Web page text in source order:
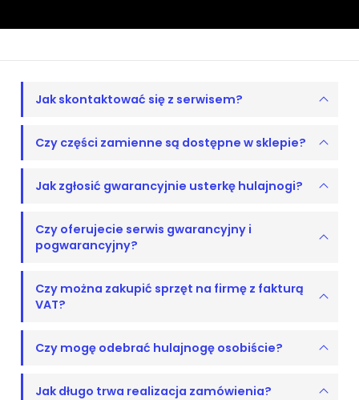
Jak skontaktować się z serwisem?
Czy części zamienne są dostępne w sklepie?
Jak zgłosić gwarancyjnie usterkę hulajnogi?
Czy oferujecie serwis gwarancyjny i
pogwarancyjny?
Czy można zakupić sprzęt na firmę z fakturą
VAT?
Czy mogę odebrać hulajnogę osobiście?
Jak długo trwa realizacja zamówienia?